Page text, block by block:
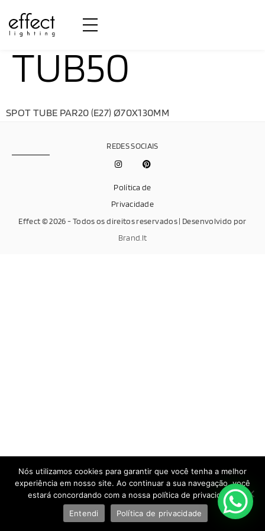
TUB50
SPOT TUBE PAR20 (E27) Ø70X130MM
Effect © 2026 - Todos os direitos reservados | Desenvolvido por
Brand.It
Política de
Privacidade
REDES SOCIAIS
Nós utilizamos cookies para garantir que você tenha a melhor
experiência em nosso site. Ao continuar a sua navegação, você
estará concordando com a nossa política de privacidade.
Entendi
Política de privacidade